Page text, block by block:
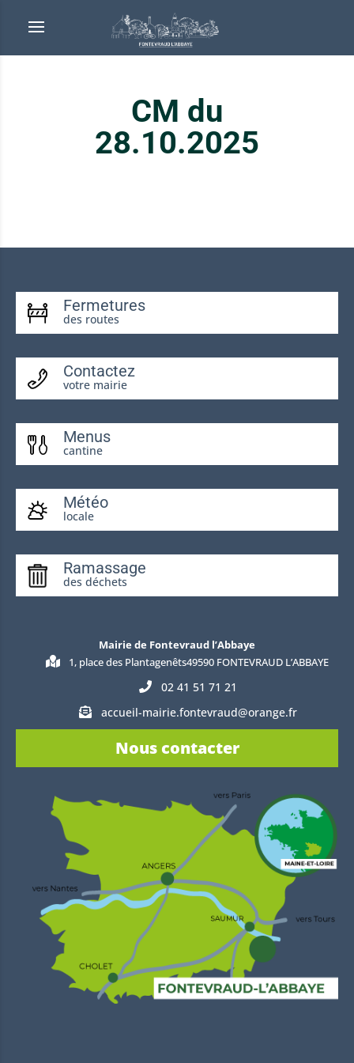
CM du
28.10.2025
Fermetures
des routes
Contactez
votre mairie
Menus
cantine
Météo
locale
Ramassage
des déchets
Mairie de Fontevraud l’Abbaye
1, place des Plantagenêts49590 FONTEVRAUD L’ABBAYE
02 41 51 71 21
accueil-mairie.fontevraud@orange.fr
Nous contacter